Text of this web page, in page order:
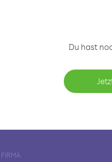
Du hast
FIRMA